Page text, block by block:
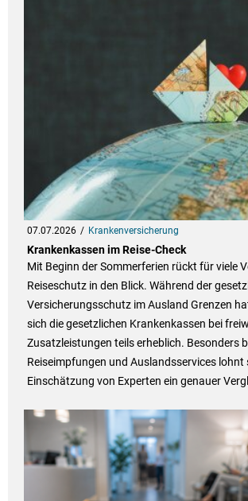
07.07.2026 Krankenversicherung
Krankenkassen im Reise-Check
Mit Beginn der Sommerferien rückt für viele
Reiseschutz in den Blick. Während der
Versicherungsschutz im Ausland Grenzen
sich die gesetzlichen Krankenkassen bei
Zusatzleistungen teils erheblich. Besonders
Reiseimpfungen und Auslandsservices lohnt
Einschätzung von Experten ein genauer